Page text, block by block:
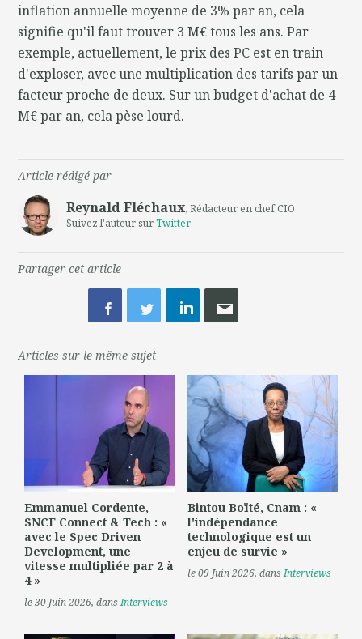
inflation annuelle moyenne de 3% par an, cela
signifie qu'il faut trouver 3 M€ tous les ans. Par
exemple, actuellement, le prix des PC est en train
d'exploser, avec une multiplication des tarifs par un
facteur proche de deux. Sur un budget d'achat de 4
M€ par an, cela pèse lourd.
Article rédigé par
Reynald Fléchaux, Rédacteur en chef CIO
Suivez l'auteur surTwitter
Partager cet article
Articles sur le même sujet
Emmanuel Cordente,
SNCF Connect & Tech : «
avec le Spec Driven
Development, une
vitesse multipliée par 2 à
4 »
le 30 Juin 2026, dansInterviews
Bintou Boïté, Cnam : «
l'indépendance
technologique est un
enjeu de survie »
le 09 Juin 2026, dansInterviews